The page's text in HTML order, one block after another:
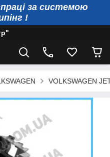
за системою
!
VOLKSWAGEN